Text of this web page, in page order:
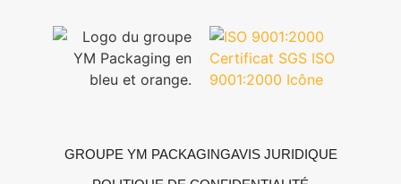
GROUPE YM PACKAGINGAVIS JURIDIQUE